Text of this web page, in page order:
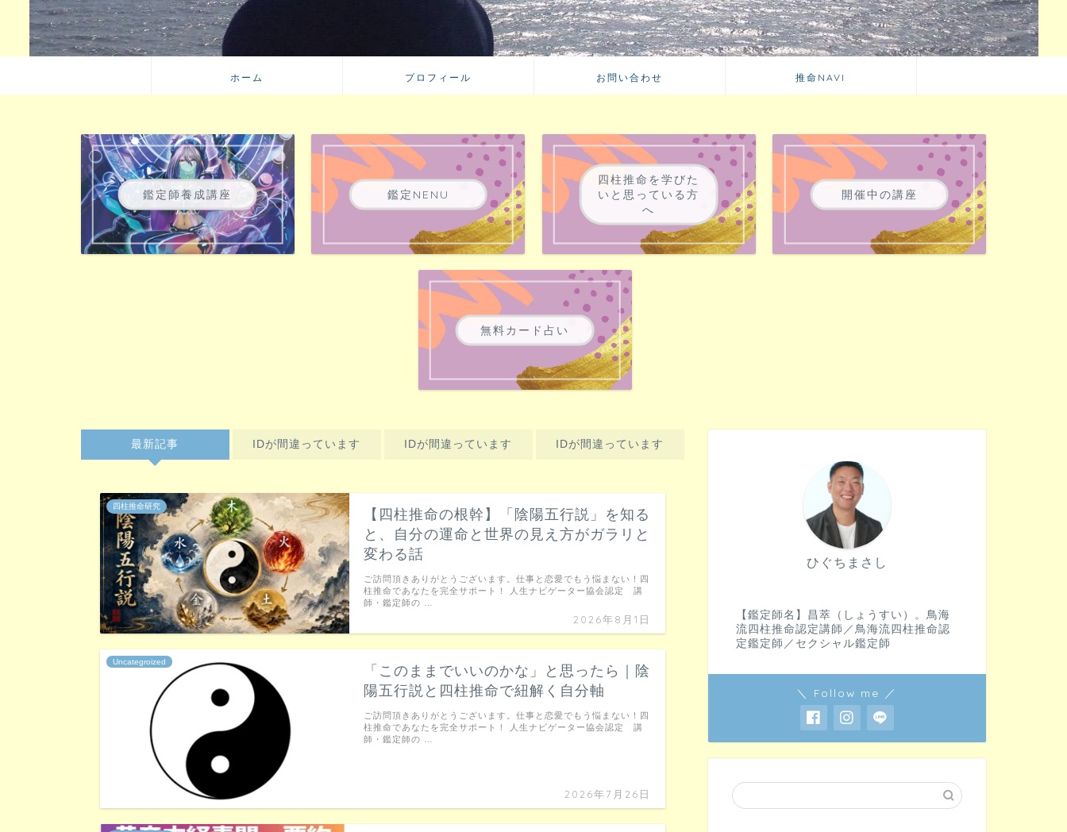
ホーム プロフィール お問い合わせ 推命NAVI
鑑定師養成講座 鑑定NENU
四柱推命を学びた
いと思っている方
へ
開催中の講座
無料カード占い
最新記事 IDが間違っています IDが間違っています IDが間違っています
四柱推命研究
【四柱推命の根幹】「陰陽五行説」を知る
と、自分の運命と世界の見え方がガラリと
変わる話
2026年8月1日
ご訪問頂きありがとうございます。仕事と恋愛でもう悩まない！四
柱推命であなたを完全サポート！ 人生ナビゲーター協会認定 講
師・鑑定師の …
Uncategroized
「このままでいいのかな」と思ったら｜陰
陽五行説と四柱推命で紐解く自分軸
2026年7月26日
ご訪問頂きありがとうございます。仕事と恋愛でもう悩まない！四
柱推命であなたを完全サポート！ 人生ナビゲーター協会認定 講
師・鑑定師の …
ひぐちまさし
【鑑定師名】昌萃（しょうすい）。鳥海
流四柱推命認定講師／鳥海流四柱推命認
定鑑定師／セクシャル鑑定師
＼ Follow me ／